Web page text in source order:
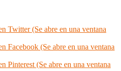
Twitter (Se abre en una ventana
Facebook (Se abre en una ventana
Pinterest (Se abre en una ventana